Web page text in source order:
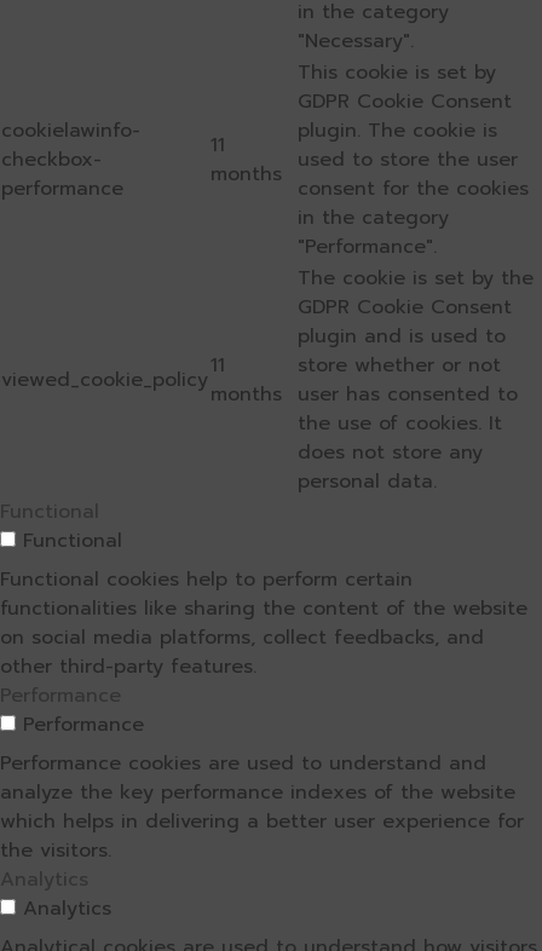
in the category
"Necessary".
cookielawinfo-
checkbox-
performance
11
months
This cookie is set by
GDPR Cookie Consent
plugin. The cookie is
used to store the user
consent for the cookies
in the category
"Performance".
viewed_cookie_policy11
months
The cookie is set by the
GDPR Cookie Consent
plugin and is used to
store whether or not
user has consented to
the use of cookies. It
does not store any
personal data.
Functional
Functional
Functional cookies help to perform certain
functionalities like sharing the content of the website
on social media platforms, collect feedbacks, and
other third-party features.
Performance
Performance
Performance cookies are used to understand and
analyze the key performance indexes of the website
which helps in delivering a better user experience for
the visitors.
Analytics
Analytics